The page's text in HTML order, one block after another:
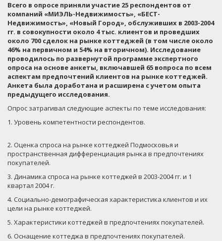
Всего в опросе приняли участие 25 респондентов от
компаний «МИЭЛЬ-Недвижимость», «БЕСТ-
Недвижимость», «Новый Город», обслуживших в 2003-2004
гг. в совокупности около 4 тыс. клиентов и проведших
около 700 сделок на рынке коттеджей (в том числе около
46% на первичном и 54% на вторичном). Исследование
проводилось по развернутой программе экспертного
опроса на основе анкеты, включавшей 65 вопроса по всем
аспектам предпочтений клиентов на рынке коттеджей.
Анкета была доработана и расширена с учетом опыта
предыдущего исследования.
Опрос затрагивал следующие аспекты по теме исследования:
1. Уровень компетентности респондентов.
2. Оценка спроса на рынке коттеджей Подмосковья и
пространственная дифференциация рынка в предпочтениях
покупателей.
3. Динамика спроса на рынке коттеджей в 2003-2004 гг. и 1
квартал 2004 г.
4. Социально-демографическая характеристика клиентов и их
цели на рынке коттеджей.
5. Характеристики коттеджей в предпочтениях покупателей.
6. Оснащение коттеджа в предпочтениях покупателей.